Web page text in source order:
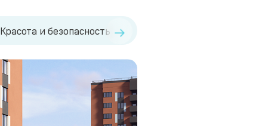
Красота и безопасность →